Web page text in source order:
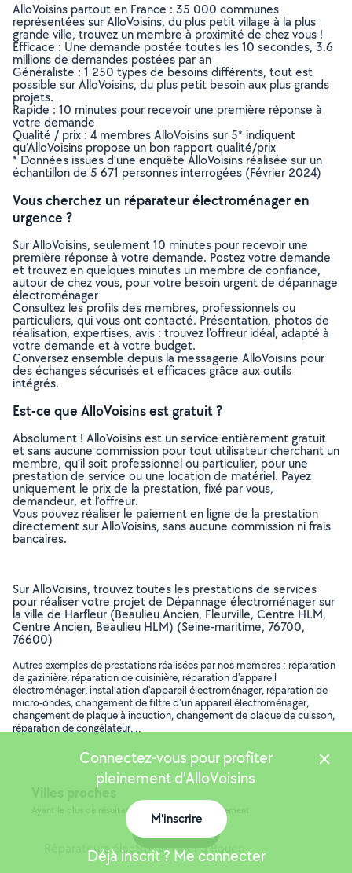
AlloVoisins partout en France : 35 000 communes
représentées sur AlloVoisins, du plus petit village à la plus
grande ville, trouvez un membre à proximité de chez vous !
Efficace : Une demande postée toutes les 10 secondes, 3.6
millions de demandes postées par an
Généraliste : 1 250 types de besoins différents, tout est
possible sur AlloVoisins, du plus petit besoin aux plus grands
projets.
Rapide : 10 minutes pour recevoir une première réponse à
votre demande
Qualité / prix : 4 membres AlloVoisins sur 5* indiquent
qu’AlloVoisins propose un bon rapport qualité/prix
* Données issues d’une enquête AlloVoisins réalisée sur un
échantillon de 5 671 personnes interrogées (Février 2024)
Vous cherchez un réparateur électroménager en
urgence ?
Sur AlloVoisins, seulement 10 minutes pour recevoir une
première réponse à votre demande. Postez votre demande
et trouvez en quelques minutes un membre de confiance,
autour de chez vous, pour votre besoin urgent de dépannage
électroménager
Consultez les profils des membres, professionnels ou
particuliers, qui vous ont contacté. Présentation, photos de
réalisation, expertises, avis : trouvez l'offreur idéal, adapté à
votre demande et à votre budget.
Conversez ensemble depuis la messagerie AlloVoisins pour
des échanges sécurisés et efficaces grâce aux outils
intégrés.
Est-ce que AlloVoisins est gratuit ?
Absolument ! AlloVoisins est un service entièrement gratuit
et sans aucune commission pour tout utilisateur cherchant un
membre, qu’il soit professionnel ou particulier, pour une
prestation de service ou une location de matériel. Payez
uniquement le prix de la prestation, fixé par vous,
demandeur, et l’offreur.
Vous pouvez réaliser le paiement en ligne de la prestation
directement sur AlloVoisins, sans aucune commission ni frais
bancaires.
Sur AlloVoisins, trouvez toutes les prestations de services
pour réaliser votre projet de Dépannage électroménager sur
la ville de Harfleur (Beaulieu Ancien, Fleurville, Centre HLM,
Centre Ancien, Beaulieu HLM) (Seine-maritime, 76700,
76600)
Autres exemples de prestations réalisées par nos membres : réparation
de gazinière, réparation de cuisinière, réparation d'appareil
électroménager, installation d'appareil électroménager, réparation de
micro-ondes, changement de filtre d'un appareil électroménager,
changement de plaque à induction, changement de plaque de cuisson,
réparation de congélateur, ..
Villes proches
Ayant le plus de résultats, dans le même département
Réparateurs électroménager à Rouen
Connectez-vous pour profiter
pleinement d'AlloVoisins
M'inscrire
Déjà inscrit ? Me connecter